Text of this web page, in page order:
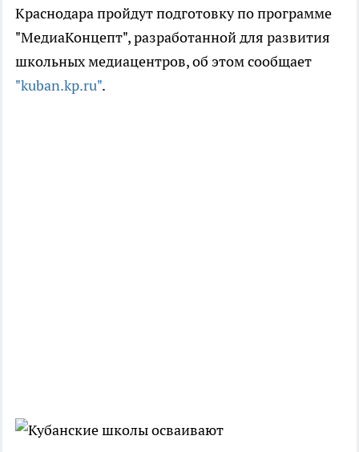
Краснодара пройдут подготовку по программе
"МедиаКонцепт", разработанной для развития
школьных медиацентров, об этом сообщает
"kuban.kp.ru".